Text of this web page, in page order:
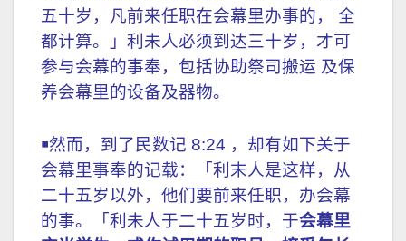
二十五岁以外，他们要前来任职，办会幕
的事。「利未人于二十五岁时，于 会幕里
充当学生，或作试用期的职员，接受年长
的利未人的监督或教 导。到了三十岁时才
作」
￭在受训的五年内，年轻的利未人有机会观
察正式任职的利未人工作，得知移动灯